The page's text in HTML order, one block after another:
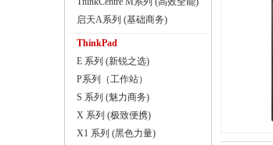
启天A系列 (基础商务)
ThinkPad
E 系列 (新锐之选)
P系列（工作站）
S 系列 (魅力商务)
X 系列 (极致便携)
X1 系列 (黑色力量)